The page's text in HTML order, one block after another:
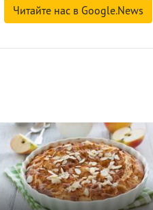
Читайте нас в Google.News